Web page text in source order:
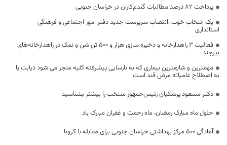
پرداخت ۸۲ درصد مطالبات گندم‌کاران در خراسان جنوبی
یک انتخاب خوب ،انتصاب سرپرست جدید دفتر امور اجتماعی و فرهنگی
استانداری
فعالیت ۳ راهدارخانه و ذخیره سازی هزار و ۵۰۰ تن شن و نمک در راهدارخانه‌های
بیرجند
مهمترین و شایعترین بیماری که به نارسایی پیشرفته کلیه منجر می شود دیابت یا
به اصطلاح عامیانه مرض قند است
دکتر مسعود پزشکیان رئیس‌جمهور منتخب را بیشتر بشناسید
حلول ماه مبارک رمضان، ماه رحمت و غفران مبارک باد
آمادگی ۵۰۰ مرکز بهداشتی خراسان جنوبی برای مقابله با کرونا